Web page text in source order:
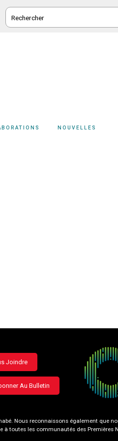
RECHERCHER
NOUVELLES
Joindre
Au Bulletin
Nous reconnaissons également que
toutes les communautés des Premières